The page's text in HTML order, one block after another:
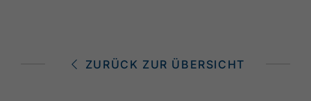
ZURÜCK ZUR ÜBERSICHT